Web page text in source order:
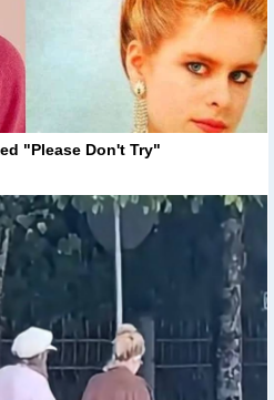
"Please Don't Try"